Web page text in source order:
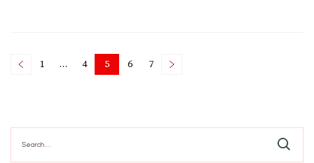
Posts
Page
1 … Page
4 Page
5 Page
6 Page
7
for: